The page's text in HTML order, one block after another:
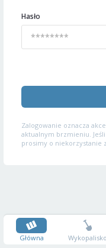
Hasło
Zalogowanie oznacza
aktualnym brzmieniu.
prosimy o niekorzystanie
Główna Wykopalisko